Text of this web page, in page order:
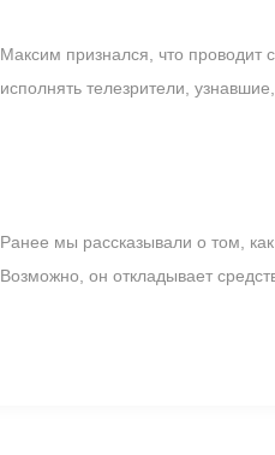
Максим признался, что проводит
исполнять телезрители,
Ранее мы рассказывали о том,
Возможно, он откладывает